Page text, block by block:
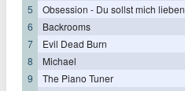
5
Obsession - Du sollst mich lieben
6
Backrooms
7
Evil Dead Burn
8
Michael
9
The Piano Tuner